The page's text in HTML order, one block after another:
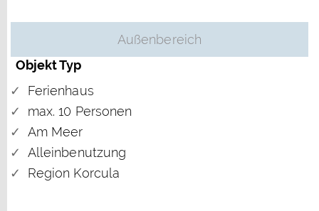
Außenbereich
Objekt Typ
Ferienhaus
max. 10 Personen
Am Meer
Alleinbenutzung
Region Korcula